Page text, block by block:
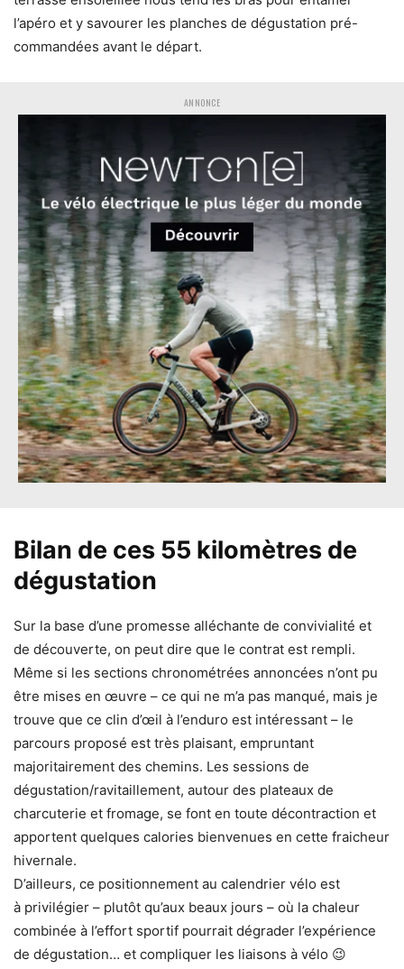
l’apéro et y savourer les planches de dégustation pré-
commandées avant le départ.
ANNONCE
Bilan de ces 55 kilomètres de
dégustation
Sur la base d’une promesse alléchante de convivialité et
de découverte, on peut dire que le contrat est rempli.
Même si les sections chronométrées annoncées n’ont pu
être mises en œuvre – ce qui ne m’a pas manqué, mais je
trouve que ce clin d’œil à l’enduro est intéressant – le
parcours proposé est très plaisant, empruntant
majoritairement des chemins. Les sessions de
dégustation/ravitaillement, autour des plateaux de
charcuterie et fromage, se font en toute décontraction et
apportent quelques calories bienvenues en cette fraicheur
hivernale.
D’ailleurs, ce positionnement au calendrier vélo est
à privilégier – plutôt qu’aux beaux jours – où la chaleur
combinée à l’effort sportif pourrait dégrader l’expérience
de dégustation… et compliquer les liaisons à vélo 😉